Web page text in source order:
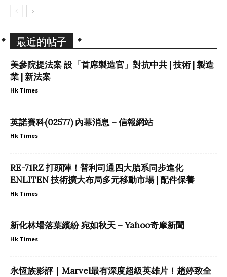
最近的帖子
美參院提法案 設「首席製造官」對抗中共 | 技術 | 製造
業 | 新法案
Hk Times
英諾賽科(02577) 內幕消息 – 信報網站
Hk Times
RE-71RZ 打頭陣！普利司通四大胎系同步進化
ENLITEN 技術擴大布局多元移動市場 | 配件保養
Hk Times
新化林場落葉繽紛 宛如秋天 – Yahoo奇摩新聞
Hk Times
永恆族影評｜Marvel最有深度超級英雄片！趙婷致全